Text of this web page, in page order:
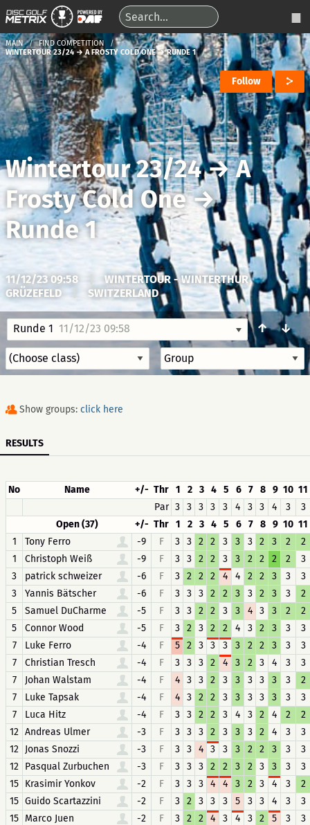
MAIN
FIND COMPETITION
WINTERTOUR 23/24 → A FROSTY COLD ONE → RUNDE 1
Follow
Wintertour 23/24→A
Frosty Cold One→
Runde 1
11/12/23 09:58
WINTERTOUR - WINTERTHUR
GRÜZEFELD
SWITZERLAND
Runde 1 11/12/23 09:58 ↑ ↓
Show groups: click here
RESULTS
No Name +/- Thr 1 2 3 4 5 6 7 8 9 10 11
Par 3 3 3 3 3 4 3 3 4 3
3
Open (37)
+/- Thr 1 2 3 4 5 6 7 8 9 10 11
1
Tony Ferro -9 F 3 3 2 2 3 3 3 2 3 2
2
1
Christoph Weiß -9 F 3 3 2 2 3 3 2 2 2 2
3
3
patrick schweizer -6 F 3 2 2 2 4 4 2 2 3 3
3
3
Yannis Bätscher -6 F 3 3 3 2 2 3 3 2 3 3
2
5
Samuel DuCharme -5 F 3 3 2 2 3 3 4 3 3 2
2
5
Connor Wood -5 F 3 2 3 2 2 4 3 2 3 3
3
7
Luke Ferro -4 F 5 2 3 3 3 3 2 2 3 3
3
7
Christian Tresch -4 F 3 3 3 2 4 3 2 3 4 3
3
7
Johan Walstam -4 F 4 3 3 2 3 3 3 3 3 3
2
7
Luke Tapsak -4 F 4 3 2 2 3 3 3 3 3 3
3
7
Luca Hitz -4 F 3 3 2 2 3 4 3 2 4 2
2
12 Andreas Ulmer -3 F 3 3 3 2 3 3 3 2 4 3
3
12 Jonas Snozzi -3 F 3 3 4 3 3 3 2 2 3 3
3
12 Pasqual Zurbuchen -3 F 3 3 3 2 2 3 2 3 3 3
3
15 Krasimir Yonkov -2 F 3 3 3 4 4 3 2 3 4 3
2
15 Guido Scartazzini -2 F 3 2 3 3 3 5 3 3 4 3
3
15 Marco Juen -2 F 3 2 2 4 3 4 3 2 5 3
3